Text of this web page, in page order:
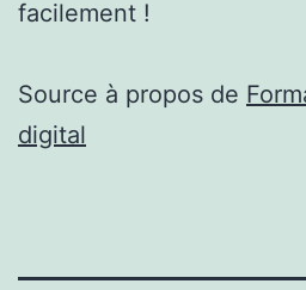
facilement !
Source à propos de
digital